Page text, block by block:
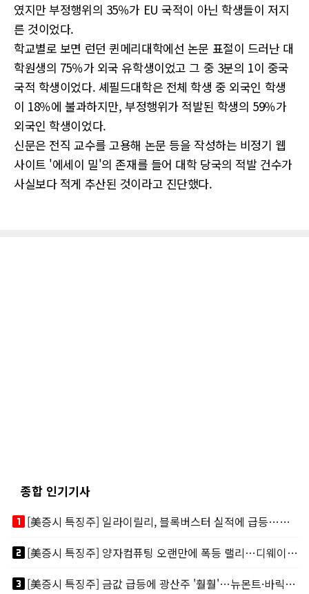
였지만 부정행위의 35％가 EU 국적이 아닌 학생들이 저지
른 것이었다.
학교별로 보면 런던 퀸메리대학에선 논문 표절이 드러난 대
학원생의 75％가 외국 유학생이었고 그 중 3분의 1이 중국
국적 학생이었다. 셰필드대학은 전체 학생 중 외국인 학생
이 18％에 불과하지만, 부정행위가 적발된 학생의 59％가
외국인 학생이었다.
신문은 전직 교수를 고용해 논문 등을 작성하는 비정기 웹
사이트 '에세이 밀'의 존재를 들어 대학 당국의 적발 건수가
사실보다 적게 추산된 것이라고 진단했다.
종합 인기기사
looks_one
[美증시 특징주] 일라이릴리, 블록버스터 실적에 급등…마운자로 매출 폭발
looks_two
[美증시 특징주] 양자컴퓨팅 오랜만에 폭등 랠리…디웨이브·아이온큐 주도
looks_3
[美증시 특징주] 금값 급등에 광산주 '훨훨'…뉴몬트·바릭마이닝 주도